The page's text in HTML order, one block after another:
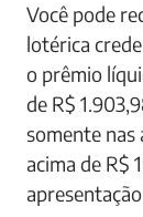
Você pode
lotérica
o prêmio
de R$
somente nas
acima de R$